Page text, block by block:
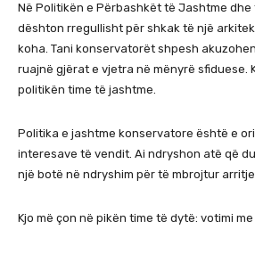
Në Politikën e Përbashkët të Jashtme dhe
dështon rregullisht për shkak të një
koha. Tani konservatorët shpesh
ruajnë gjërat e vjetra në mënyrë sfiduese.
politikën time të jashtme.
Politika e jashtme konservatore është e
interesave të vendit. Ai ndryshon atë që
një botë në ndryshim për të mbrojtur
Kjo më çon në pikën time të dytë: votimi